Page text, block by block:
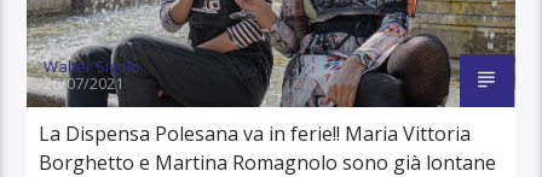
Walter Sigolo
26/07/2021
La Dispensa Polesana va in ferie!! Maria Vittoria
Borghetto e Martina Romagnolo sono già lontane